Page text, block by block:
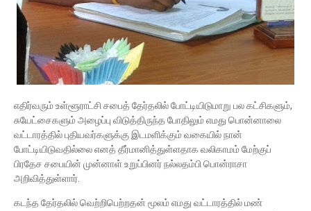
எதிர்வரும் உள்ளூராட்சி சபைத் தேர்தலில் போட்டியிடுமாறு பல கட்சிகளும்,
சுயேட்சைகளும் அழைப்பு விடுத்திருந்த போதிலும் எமது பொன்னாலை
வட்டாரத்தில் புதியவர்களுக்கு இடமளிக்கும் வகையில் நான்
போட்டியிடுவதில்லை எனத் தீர்மானித்துள்ளதாக வலிகாமம் மேற்குப்
பிரதேச சபையின் முன்னாள் உறுப்பினர் நல்லதம்பி பொன்ராசா
அறிவித்துள்ளார்.
கடந்த தேர்தலில் வெற்றிபெற்றதன் மூலம் எமது வட்டாரத்தில் மண்